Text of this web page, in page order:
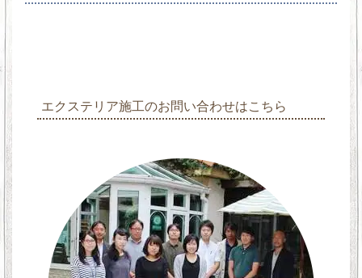
エクステリア施工のお問い合わせはこちら